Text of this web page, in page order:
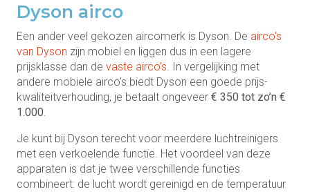
Dyson airco
Een ander veel gekozen aircomerk is Dyson. De airco’s
van Dyson zijn mobiel en liggen dus in een lagere
prijsklasse dan de vaste airco’s. In vergelijking met
andere mobiele airco’s biedt Dyson een goede prijs-
kwaliteitverhouding, je betaalt ongeveer € 350 tot zo’n €
1.000.
Je kunt bij Dyson terecht voor meerdere luchtreinigers
met een verkoelende functie. Het voordeel van deze
apparaten is dat je twee verschillende functies
combineert: de lucht wordt gereinigd en de temperatuur